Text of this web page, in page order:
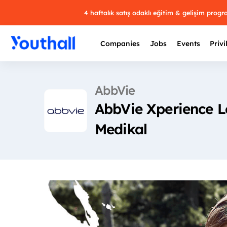
4 haftalık satış odaklı eğitim & gelişim
Companies Jobs Events
AbbVie
AbbVie Xperience
Medikal